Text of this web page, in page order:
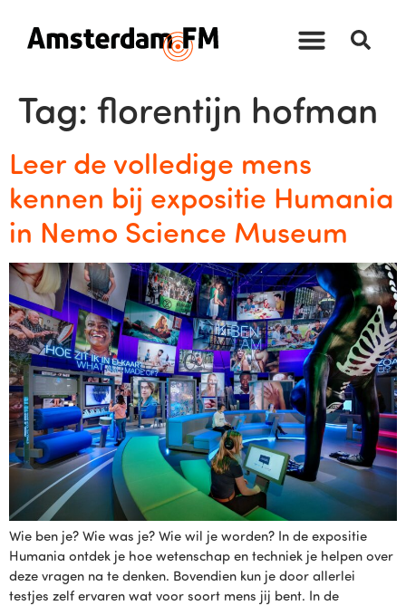
Tag: florentijn hofman
Leer de volledige mens
kennen bij expositie Humania
in Nemo Science Museum
Wie ben je? Wie was je? Wie wil je worden? In de expositie
Humania ontdek je hoe wetenschap en techniek je helpen over
deze vragen na te denken. Bovendien kun je door allerlei
testjes zelf ervaren wat voor soort mens jij bent. In de